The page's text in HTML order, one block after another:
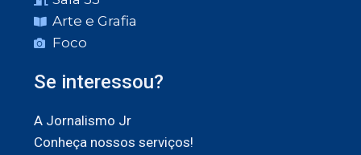
Arte e Grafia
Foco
Se interessou?
A Jornalismo Jr
Conheça nossos serviços!